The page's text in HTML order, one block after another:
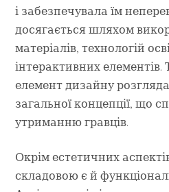
і забезпечувала їм
досягається шляхом
матеріалів, технологій
інтерактивних
елемент дизайну
загальної концепції, що
утриманню гравців.
Окрім естетичних
складовою є й